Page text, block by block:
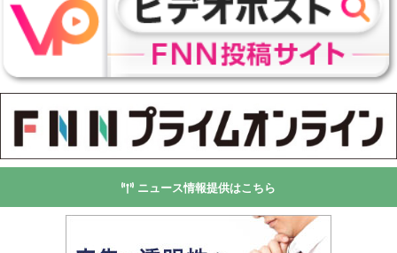
ニュース情報提供はこちら